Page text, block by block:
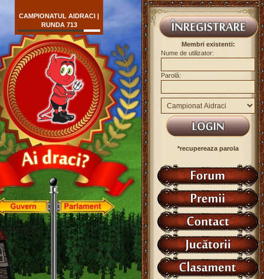
CAMPIONATUL AIDRACI |
RUNDA 713
Membri existenti:
Nume de utilizator:
Parolă:
*recupereaza parola